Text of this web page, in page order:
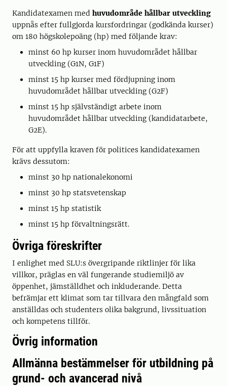
Kandidatexamen med huvudområde hållbar utveckling
uppnås efter fullgjorda kursfordringar (godkända kurser)
om 180 högskolepoäng (hp) med följande krav:
minst 60 hp kurser inom huvudområdet hållbar
utveckling (G1N, G1F)
minst 15 hp kurser med fördjupning inom
huvudområdet hållbar utveckling (G2F)
minst 15 hp självständigt arbete inom
huvudområdet hållbar utveckling (kandidatarbete,
G2E).
För att uppfylla kraven för politices kandidatexamen
krävs dessutom:
minst 30 hp nationalekonomi
minst 30 hp statsvetenskap
minst 15 hp statistik
minst 15 hp förvaltningsrätt.
Övriga föreskrifter
I enlighet med SLU:s övergripande riktlinjer för lika
villkor, präglas en väl fungerande studiemiljö av
öppenhet, jämställdhet och inkluderande. Detta
befrämjar ett klimat som tar tillvara den mångfald som
anställdas och studenters olika bakgrund, livssituation
och kompetens tillför.
Övrig information
Allmänna bestämmelser för utbildning på
grund- och avancerad nivå